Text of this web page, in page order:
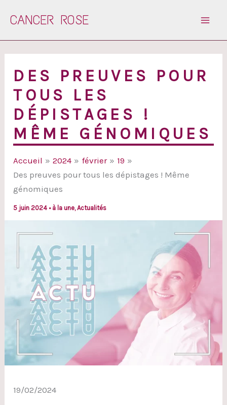
CANCER ROSE
DES PREUVES POUR
TOUS LES
DÉPISTAGES !
MÊME GÉNOMIQUES
Accueil 2024 février
19
Des preuves pour tous les dépistages ! Même
génomiques
5 juin 2024 • à la une,Actualités
19/02/2024